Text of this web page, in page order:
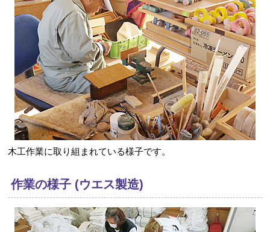
木工作業に取り組まれている様子です。
作業の様子 (ウエス製造)